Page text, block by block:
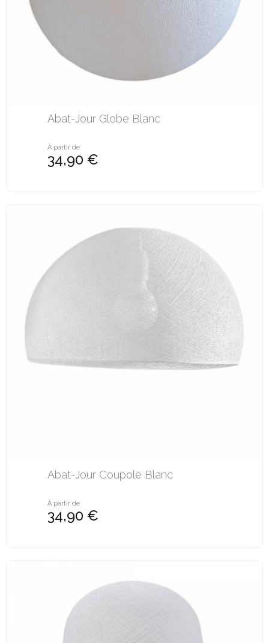
Abat-Jour Globe Blanc
À partir de
34,90 €
Abat-Jour Coupole Blanc
À partir de
34,90 €